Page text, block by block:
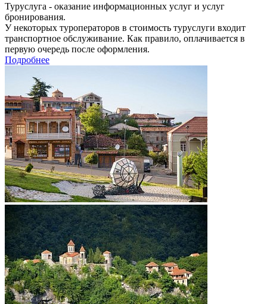
Туруслуга - оказание информационных услуг и услуг
бронирования.
У некоторых туроператоров в стоимость туруслуги входит
транспортное обслуживание. Как правило, оплачивается в
первую очередь после оформления.
Подробнее